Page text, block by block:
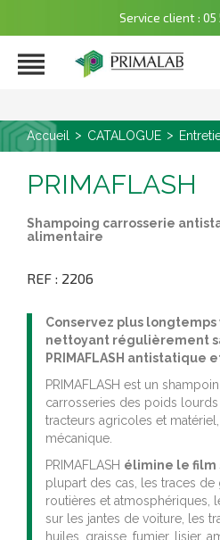
Service client : 05

Accueil CATALOGUE
PRIMAFLASH
Shampoing carrosserie
alimentaire
REF : 2206
Conservez plus
nettoyant régulièrement
PRIMAFLASH antistatique
PRIMAFLASH est un
carrosseries des poids
tracteurs agricoles et
mécanique.
PRIMAFLASH élimine le film
plupart des cas, les traces de
routières et atmosphériques,
sur les jantes de voiture, les
huiles, graisse, fumier, lisier,